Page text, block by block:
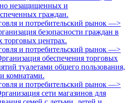
незащищенных и
граждан.
и потребительский рынок —>
безопасности граждан в
торговых центрах.
и потребительский рынок —>
обеспечения торговых
туалетами общего пользования,
комнатами.
и потребительский рынок —>
сети магазинов для